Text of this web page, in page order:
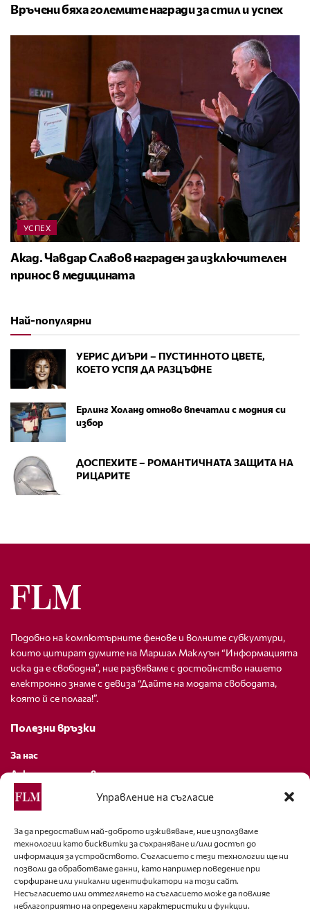
Управление на съгласие
За да предоставим най-доброто изживяване, ние използваме
технологии като бисквитки за съхраняване и/или достъп до
информация за устройството. Съгласието с тези технологии ще ни
позволи да обработваме данни, като например поведение при
сърфиране или уникални идентификатори на този сайт.
Несъгласието или оттеглянето на съгласието може да повлияе
неблагоприятно на определени характеристики и функции.
Връчени бяха големите награди за стил и успех
УСПЕХ
Акад. Чавдар Славов награден за изключителен
принос в медицината
Най-популярни
УЕРИС ДИЪРИ – ПУСТИННОТО ЦВЕТЕ,
КОЕТО УСПЯ ДА РАЗЦЪФНЕ
Ерлинг Холанд отново впечатли с модния си
избор
ДОСПЕХИТЕ – РОМАНТИЧНАТА ЗАЩИТА НА
РИЦАРИТЕ
Подобно на компютърните фенове и волните субкултури,
които цитират думите на Маршал Маклуън “Информацията
иска да е свободна”, ние развяваме с достойнство нашето
електронно знаме с девиза “Дайте на модата свободата,
която й се полага!”.
Полезни връзки
За нас
Декларация за поверителност
Политика за бисквитки
За контакти
editor@fashion-lifestyle.net
+359 88 227 33 47
Последвайте ни